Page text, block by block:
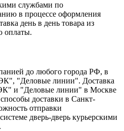
службами по
в процессе оформления
день в день товара из
оплаты.
до любого города РФ, в
"Деловые линии". Доставка
и "Деловые линии" в Москве
доставки в Санкт-
отправки
дверь-дверь курьерскими